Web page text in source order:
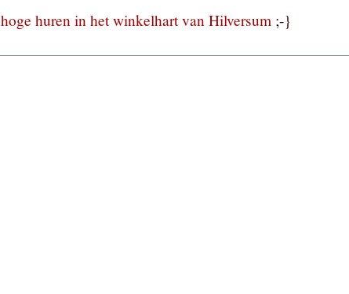
hoge huren in het winkelhart van Hilversum ;-}